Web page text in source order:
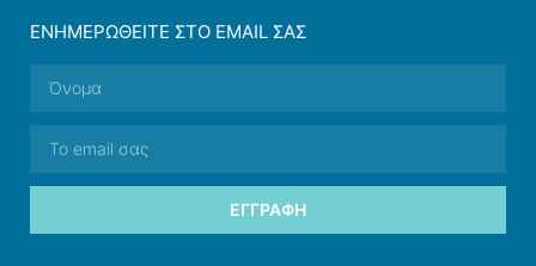
ΕΝΗΜΕΡΩΘΕΊΤΕ ΣΤΟ EMAIL ΣΑΣ
ΕΓΓΡΑΦΉ